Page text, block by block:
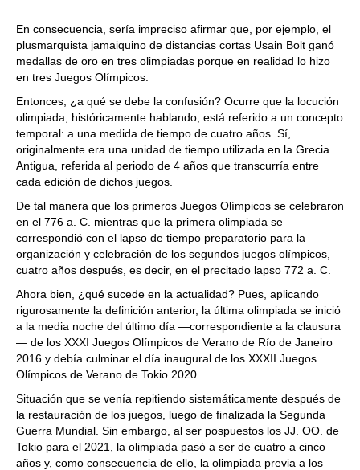
En consecuencia, sería impreciso afirmar que, por ejemplo, el
plusmarquista jamaiquino de distancias cortas Usain Bolt ganó
medallas de oro en tres olimpiadas porque en realidad lo hizo
en tres Juegos Olímpicos.
Entonces, ¿a qué se debe la confusión? Ocurre que la locución
olimpiada, históricamente hablando, está referido a un concepto
temporal: a una medida de tiempo de cuatro años. Sí,
originalmente era una unidad de tiempo utilizada en la Grecia
Antigua, referida al periodo de 4 años que transcurría entre
cada edición de dichos juegos.
De tal manera que los primeros Juegos Olímpicos se celebraron
en el 776 a. C. mientras que la primera olimpiada se
correspondió con el lapso de tiempo preparatorio para la
organización y celebración de los segundos juegos olímpicos,
cuatro años después, es decir, en el precitado lapso 772 a. C.
Ahora bien, ¿qué sucede en la actualidad? Pues, aplicando
rigurosamente la definición anterior, la última olimpiada se inició
a la media noche del último día —correspondiente a la clausura
— de los XXXI Juegos Olímpicos de Verano de Río de Janeiro
2016 y debía culminar el día inaugural de los XXXII Juegos
Olímpicos de Verano de Tokio 2020.
Situación que se venía repitiendo sistemáticamente después de
la restauración de los juegos, luego de finalizada la Segunda
Guerra Mundial. Sin embargo, al ser pospuestos los JJ. OO. de
Tokio para el 2021, la olimpiada pasó a ser de cuatro a cinco
años y, como consecuencia de ello, la olimpiada previa a los